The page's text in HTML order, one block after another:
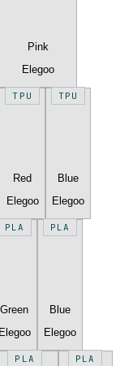
Pink
Elegoo
TPU
Red
Elegoo
TPU
Blue
Elegoo
PLA
Green
Elegoo
PLA
Blue
Elegoo
PLA PLA